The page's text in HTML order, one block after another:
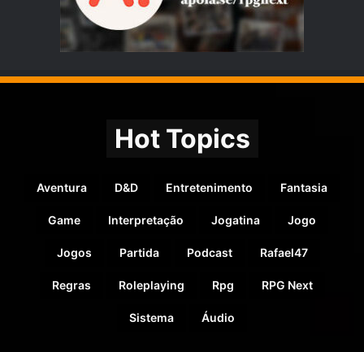
Hot Topics
Aventura D&D Entretenimento Fantasia
Game Interpretação Jogatina Jogo
Jogos Partida Podcast Rafael47
Regras Roleplaying Rpg RPG Next
Sistema Áudio